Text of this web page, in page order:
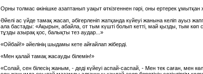
Орны толмас өкінішке азаптанып уақыт өткізгеннен гөрі, оны ертерек ұмытқан
Әйелі ас үйде тамақ жасап, әбігерленіп жатқанда күйеуі жанына келіп ауыз
ала бастады: «Ақырын, абайла, от тым күшті болып кетті, май қызды, тым көп
тұзды азырақ қос, балықты тез аудар...»
«Ойбай!» әйелінің шыдамы кете айғайлап жіберді.
«Мен қалай тамақ жасауды білемін!»
«Солай, сен білесің жаным, - деді күйеуі аспай-саспай, - Мен тек саған, мен